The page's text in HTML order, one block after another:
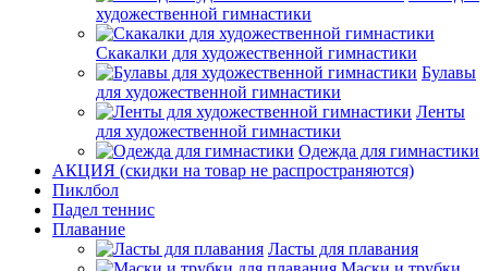
художественной гимнастики
Скакалки для художественной гимнастики
Булавы
для художественной гимнастики
Ленты
для художественной гимнастики
Одежда для гимнастики
АКЦИЯ (скидки на товар не распространяются)
Пиклбол
Падел теннис
Плавание
Ласты для плавания